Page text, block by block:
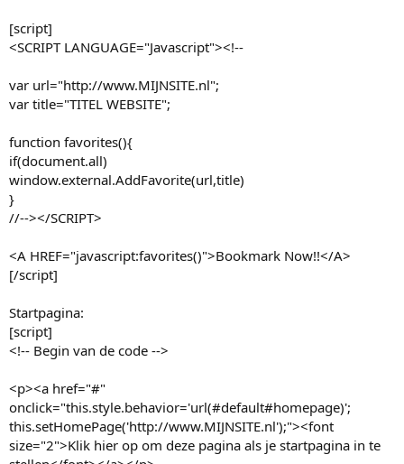
[script]
<SCRIPT LANGUAGE="Javascript"><!--
var url="http://www.MIJNSITE.nl";
var title="TITEL WEBSITE";
function favorites(){
if(document.all)
window.external.AddFavorite(url,title)
}
//--></SCRIPT>
<A HREF="javascript:favorites()">Bookmark Now!!</A>
[/script]
Startpagina:
[script]
<!-- Begin van de code -->
<p><a href="#"
onclick="this.style.behavior='url(#default#homepage)';
this.setHomePage('http://www.MIJNSITE.nl');"><font
size="2">Klik hier op om deze pagina als je startpagina in te